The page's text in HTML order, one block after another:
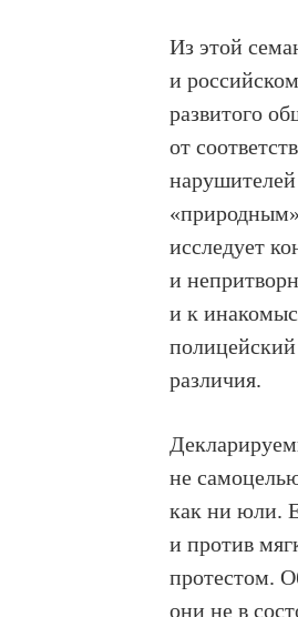
Из этой
и
развитого
от
исследует
и
и к
различия.
не
как ни юли.
и против
протестом.
они не в